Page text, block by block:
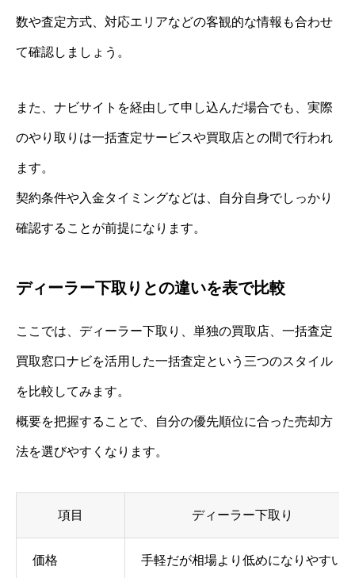
数や査定方式、対応エリアなどの客観的な情報も合わせ
て確認しましょう。
また、ナビサイトを経由して申し込んだ場合でも、実際
のやり取りは一括査定サービスや買取店との間で行われ
ます。
契約条件や入金タイミングなどは、自分自身でしっかり
確認することが前提になります。
ディーラー下取りとの違いを表で比較
ここでは、ディーラー下取り、単独の買取店、一括査定
買取窓口ナビを活用した一括査定という三つのスタイル
を比較してみます。
概要を把握することで、自分の優先順位に合った売却方
法を選びやすくなります。
項目 ディーラー下取り
価格 手軽だが相場より低めになりやすい